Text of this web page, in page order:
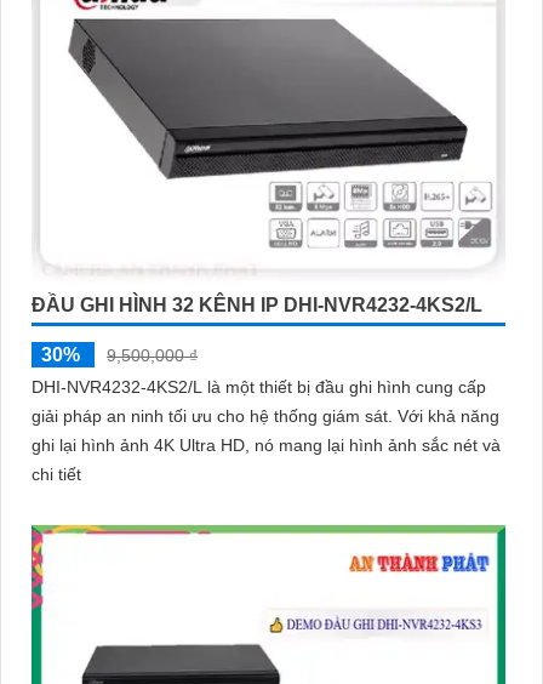
hiện đại, sản phẩm này hứa hẹn đáp ứng mọi nhu cầu giám sát
của bạn. Đừng ngần ngại trải nghiệm sự ổn định và chất lượng
vượt trội của Camera Dahua chính hãng với mức giá vô cùng
ĐẦU GHI HÌNH 32 KÊNH IP DHI-NVR4232-4KS2/L
30%
9,500,000 ₫
DHI-NVR4232-4KS2/L là một thiết bị đầu ghi hình cung cấp
giải pháp an ninh tối ưu cho hệ thống giám sát. Với khả năng
ghi lại hình ảnh 4K Ultra HD, nó mang lại hình ảnh sắc nét và
chi tiết